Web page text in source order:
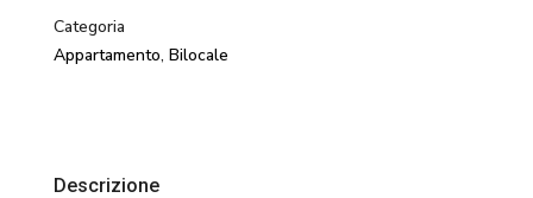
Categoria
Appartamento,Bilocale
Descrizione